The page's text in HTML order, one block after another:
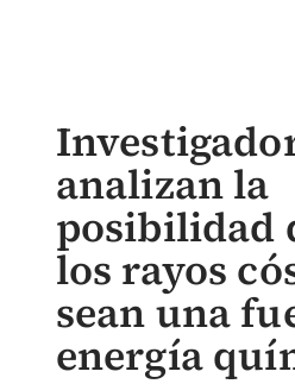
analizan la
posibilidad
los rayos
sean una
energía